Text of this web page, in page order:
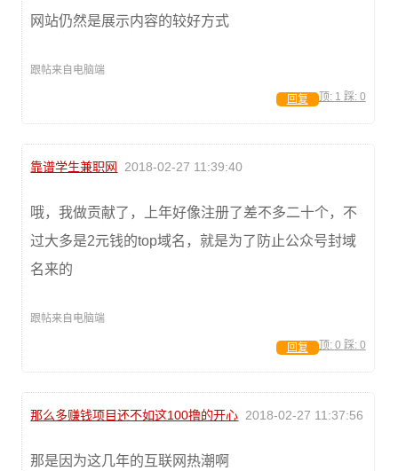
网站仍然是展示内容的较好方式
跟帖来自电脑端
顶: 1 踩: 0
回复
靠谱学生兼职网 2018-02-27 11:39:40
哦，我做贡献了，上年好像注册了差不多二十个，不
过大多是2元钱的top域名，就是为了防止公众号封域
名来的
跟帖来自电脑端
顶: 0 踩: 0
回复
那么多赚钱项目还不如这100撸的开心 2018-02-27 11:37:56
那是因为这几年的互联网热潮啊